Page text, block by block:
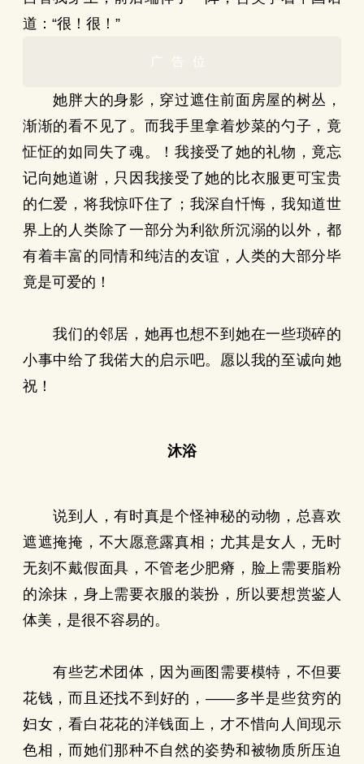
道：“很！很！”
广告位
她胖大的身影，穿过遮住前面房屋的树丛，
渐渐的看不见了。而我手里拿着炒菜的勺子，竟
怔怔的如同失了魂。！我接受了她的礼物，竟忘
记向她道谢，只因我接受了她的比衣服更可宝贵
的仁爱，将我惊吓住了；我深自忏悔，我知道世
界上的人类除了一部分为利欲所沉溺的以外，都
有着丰富的同情和纯洁的友谊，人类的大部分毕
竟是可爱的！
我们的邻居，她再也想不到她在一些琐碎的
小事中给了我偌大的启示吧。愿以我的至诚向她
祝！
沐浴
说到人，有时真是个怪神秘的动物，总喜欢
遮遮掩掩，不大愿意露真相；尤其是女人，无时
无刻不戴假面具，不管老少肥瘠，脸上需要脂粉
的涂抹，身上需要衣服的装扮，所以要想赏鉴人
体美，是很不容易的。
有些艺术团体，因为画图需要模特，不但要
花钱，而且还找不到好的，——多半是些贫穷的
妇女，看白花花的洋钱面上，才不惜向人间现示
色相，而她们那种不自然的姿势和被物质所压迫